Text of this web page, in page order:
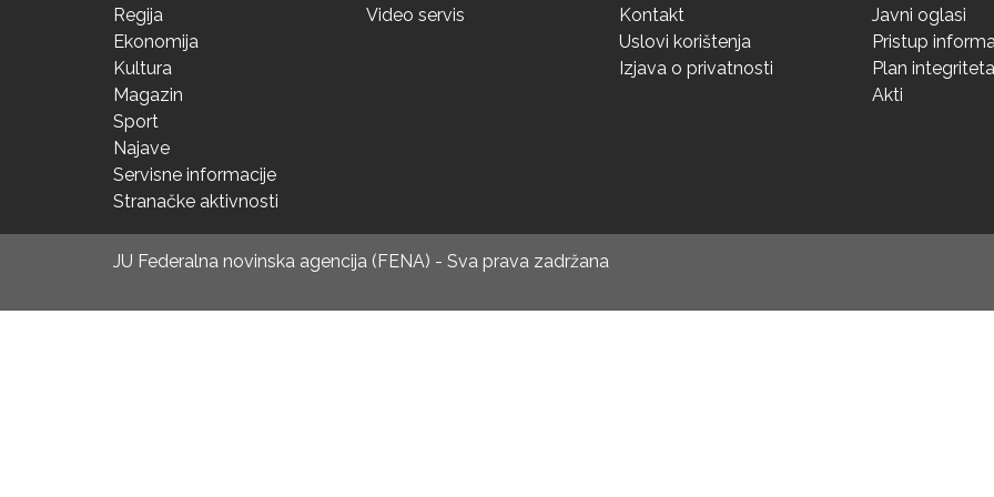
Regija
Ekonomija
Kultura
Magazin
Sport
Najave
Servisne informacije
Stranačke aktivnosti
Video servis
Kontakt
Uslovi korištenja
Izjava o privatnosti
Javni oglasi
Pristup
Plan integriteta
Akti
JU Federalna novinska agencija (FENA) - Sva prava zadržana